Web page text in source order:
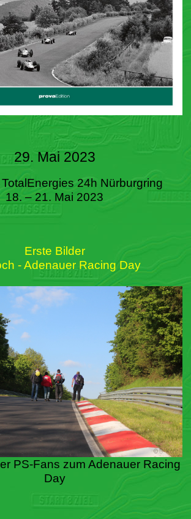
29. Mai 2023
24h Nürburgring
18. – 21. Mai 2023
Erste Bilder
- Adenauer Racing Day
PS-Fans zum Adenauer Racing
Day